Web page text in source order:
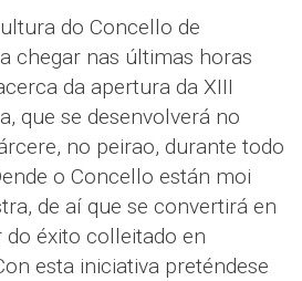
do Concello de
chegar nas últimas horas
da apertura da XIII
que se desenvolverá no
no peirao, durante todo
o Concello están moi
de aí que se convertirá en
éxito colleitado en
esta iniciativa preténdese